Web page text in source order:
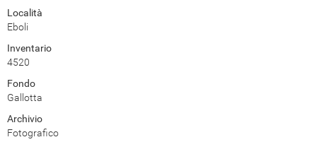
Località
Eboli
Inventario
4520
Fondo
Gallotta
Archivio
Fotografico